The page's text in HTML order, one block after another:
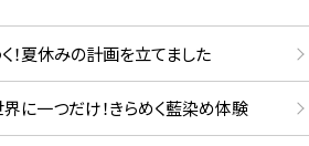
！夏休みの計画を立てました
に一つだけ！きらめく藍染め体験